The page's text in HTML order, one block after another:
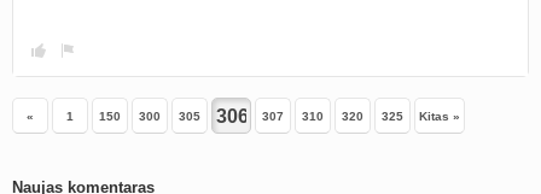
« 1 150 300 305 307 310 320 325 Kitas »
Naujas komentaras